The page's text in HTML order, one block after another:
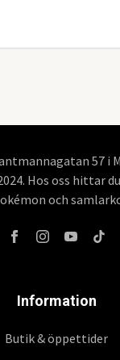
57 i
Hos oss hittar
och
Information
Butik & öppettider